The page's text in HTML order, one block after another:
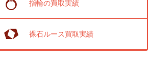
指輪の買取実績
裸石ルース買取実績